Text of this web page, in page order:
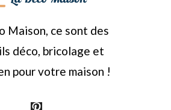
Maison, ce sont des
déco, bricolage et
pour votre maison !